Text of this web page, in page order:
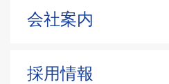
会社案内
採用情報